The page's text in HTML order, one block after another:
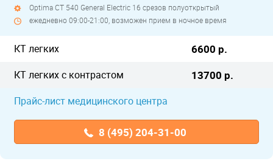
Optima CT 540 General Electric 16 срезов полуоткрытый
ежедневно 09:00-21:00, возможен прием в ночное время
КТ легких 6600 р.
КТ легких с контрастом 13700 р.
Прайс-лист медицинского центра
8 (495) 204-31-00